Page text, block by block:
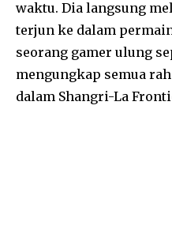
waktu. Dia langsung
terjun ke dalam
seorang gamer ulung
mengungkap semua
dalam Shangri-La